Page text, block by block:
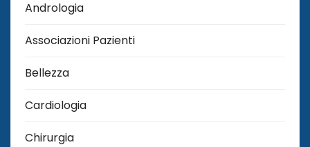
Andrologia
Associazioni Pazienti
Bellezza
Cardiologia
Chirurgia